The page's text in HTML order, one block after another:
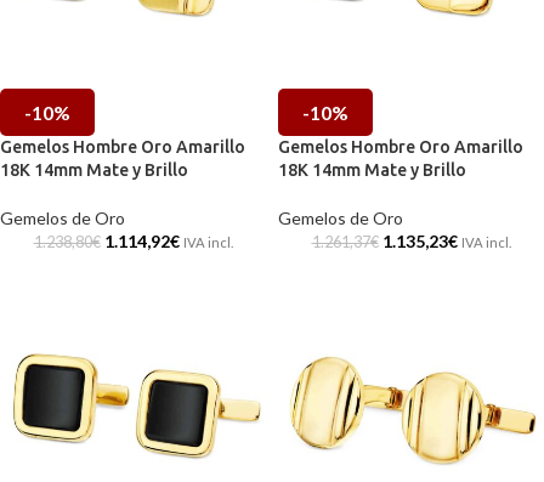
-10%
Gemelos Hombre Oro Amarillo
18K 14mm Mate y Brillo
Gemelos de Oro
1.238,80€ 1.114,92€ IVA incl.
-10%
Gemelos Hombre Oro Amarillo
18K 14mm Mate y Brillo
Gemelos de Oro
1.261,37€ 1.135,23€ IVA incl.